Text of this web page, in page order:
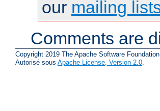
our mailing
Comments are
Copyright 2019 The Apache Software
Autorisé sous Apache License, Version 2.0.